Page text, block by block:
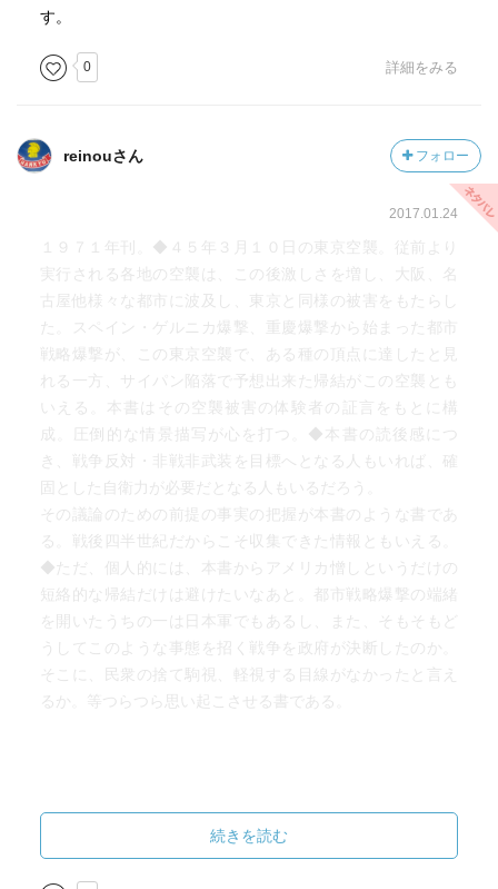
す。
0 詳細をみる
reinouさん フォロー
2017.01.24
１９７１年刊。◆４５年３月１０日の東京空襲。従前より
実行される各地の空襲は、この後激しさを増し、大阪、名
古屋他様々な都市に波及し、東京と同様の被害をもたらし
た。スペイン・ゲルニカ爆撃、重慶爆撃から始まった都市
戦略爆撃が、この東京空襲で、ある種の頂点に達したと見
れる一方、サイパン陥落で予想出来た帰結がこの空襲とも
いえる。本書はその空襲被害の体験者の証言をもとに構
成。圧倒的な情景描写が心を打つ。◆本書の読後感につ
き、戦争反対・非戦非武装を目標へとなる人もいれば、確
固とした自衛力が必要だとなる人もいるだろう。
その議論のための前提の事実の把握が本書のような書であ
る。戦後四半世紀だからこそ収集できた情報ともいえる。
◆ただ、個人的には、本書からアメリカ憎しというだけの
短絡的な帰結だけは避けたいなあと。都市戦略爆撃の端緒
を開いたうちの一は日本軍でもあるし、また、そもそもど
うしてこのような事態を招く戦争を政府が決断したのか。
そこに、民衆の捨て駒視、軽視する目線がなかったと言え
るか。等つらつら思い起こさせる書である。
続きを読む